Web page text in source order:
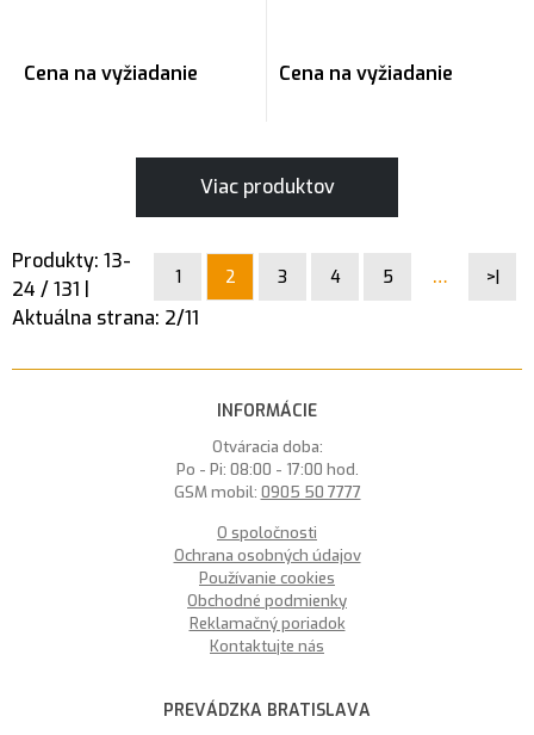
Cena na vyžiadanie Cena na vyžiadanie
Viac produktov
1 2 3 4 5 … >|
Produkty: 13-
24 /131
Aktuálna strana: 2/11
INFORMÁCIE
Otváracia doba:
Po - Pi: 08:00 - 17:00 hod.
GSM mobil: 0905 50 7777
O spoločnosti
Ochrana osobných údajov
Používanie cookies
Obchodné podmienky
Reklamačný poriadok
Kontaktujte nás
PREVÁDZKA BRATISLAVA